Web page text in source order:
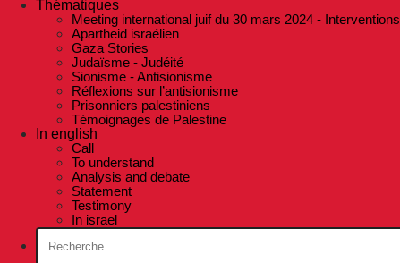
Thématiques
Meeting international juif du 30 mars 2024 - Interventions
Apartheid israélien
Gaza Stories
Judaïsme - Judéité
Sionisme - Antisionisme
Réflexions sur l’antisionisme
Prisonniers palestiniens
Témoignages de Palestine
In english
Call
To understand
Analysis and debate
Statement
Testimony
In israel